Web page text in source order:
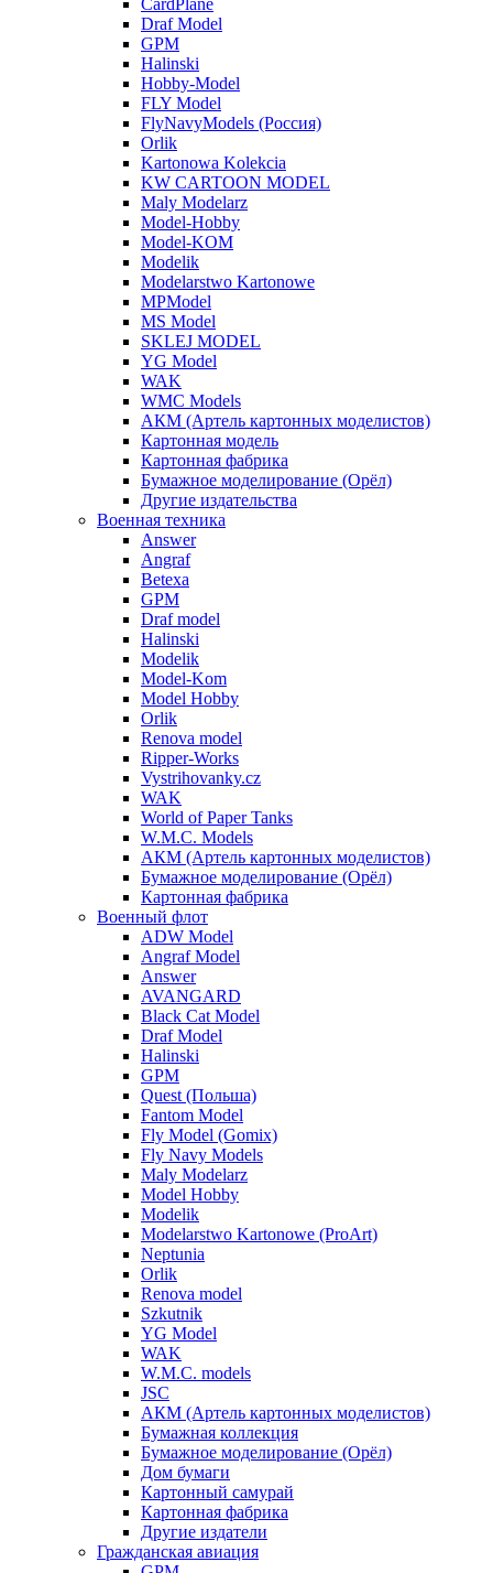
CardPlane
Draf Model
GPM
Halinski
Hobby-Model
FLY Model
FlyNavyModels (Россия)
Orlik
Kartonowa Kolekcia
KW CARTOON MODEL
Maly Modelarz
Model-Hobby
Model-KOM
Modelik
Modelarstwo Kartonowe
MPModel
MS Model
SKLEJ MODEL
YG Model
WAK
WMC Models
АКМ (Артель картонных моделистов)
Картонная модель
Картонная фабрика
Бумажное моделирование (Орёл)
Другие издательства
Военная техника
Answer
Angraf
Betexa
GPM
Draf model
Halinski
Modelik
Model-Kom
Model Hobby
Orlik
Renova model
Ripper-Works
Vystrihovanky.cz
WAK
World of Paper Tanks
W.M.C. Models
АКМ (Артель картонных моделистов)
Бумажное моделирование (Орёл)
Картонная фабрика
Военный флот
ADW Model
Angraf Model
Answer
AVANGARD
Black Cat Model
Draf Model
Halinski
GPM
Quest (Польша)
Fantom Model
Fly Model (Gomix)
Fly Navy Models
Maly Modelarz
Model Hobby
Modelik
Modelarstwo Kartonowe (ProArt)
Neptunia
Orlik
Renova model
Szkutnik
YG Model
WAK
W.M.C. models
JSC
АКМ (Артель картонных моделистов)
Бумажная коллекция
Бумажное моделирование (Орёл)
Дом бумаги
Картонный самурай
Картонная фабрика
Другие издатели
Гражданская авиация